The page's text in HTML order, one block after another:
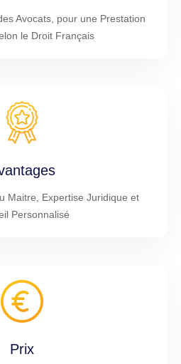
Avocats, pour une Prestation
le Droit Français
Maitre, Expertise Juridique et
Personnalisé
Prix